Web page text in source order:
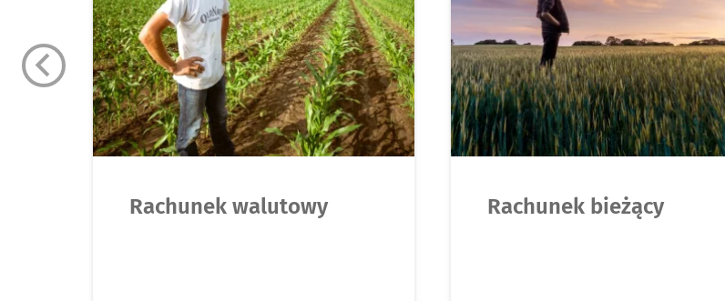
Rachunek walutowy Rachunek bieżący